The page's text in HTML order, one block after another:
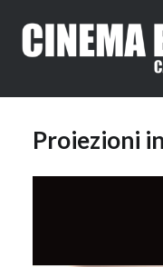
contenuto
Proiezioni